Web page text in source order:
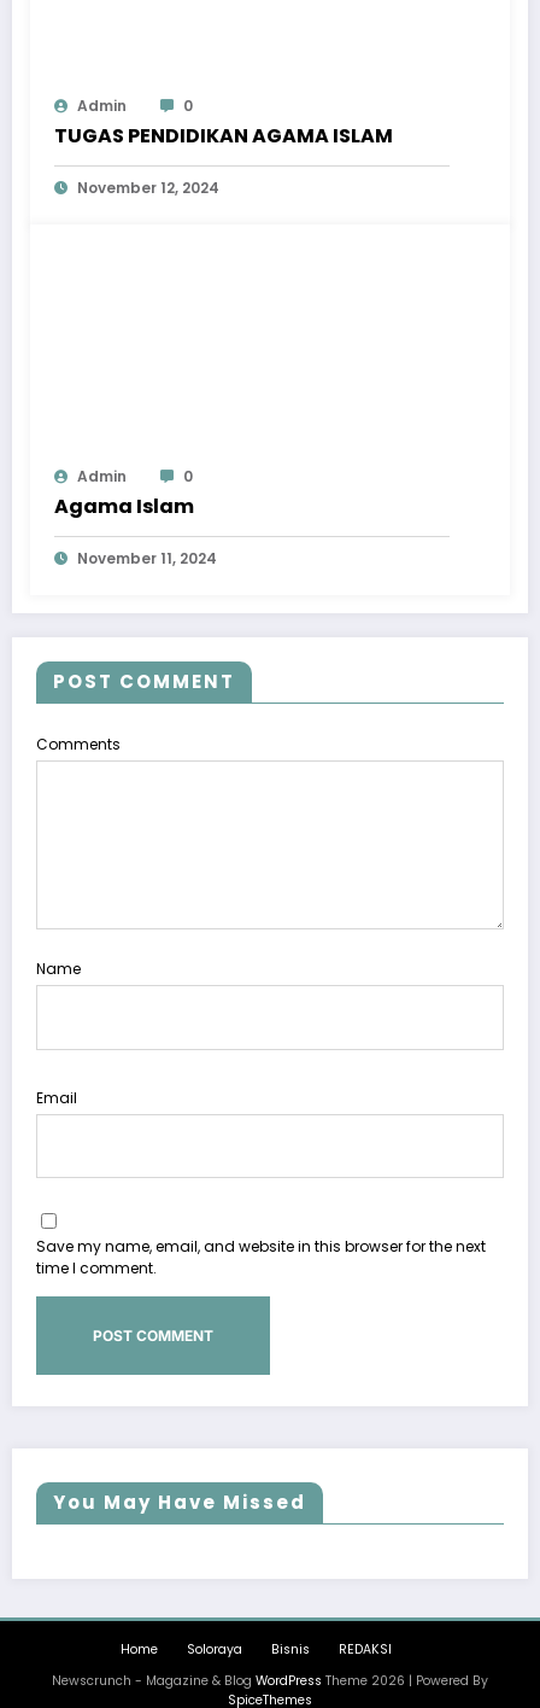
Admin 0
TUGAS PENDIDIKAN AGAMA ISLAM
November 12, 2024
Admin 0
Agama Islam
November 11, 2024
POST COMMENT
Comments
Name
Email
Save my name, email, and website in this browser for the next
time I comment.
You May Have Missed
Home Soloraya Bisnis
REDAKSI
Newscrunch - Magazine & Blog WordPress Theme 2026 | Powered By
SpiceThemes